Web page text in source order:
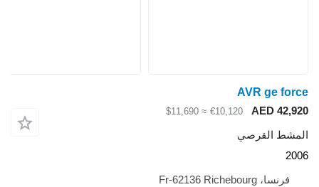
AVR ge force
AED 42,920
€10,120
≈ $11,690
المشط القرصي
2006
فرنسا، Fr-62136 Richebourg